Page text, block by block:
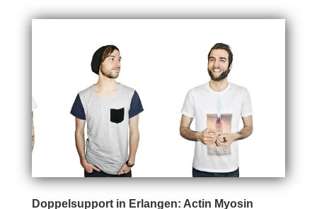
Doppelsupport in Erlangen: Actin Myosin